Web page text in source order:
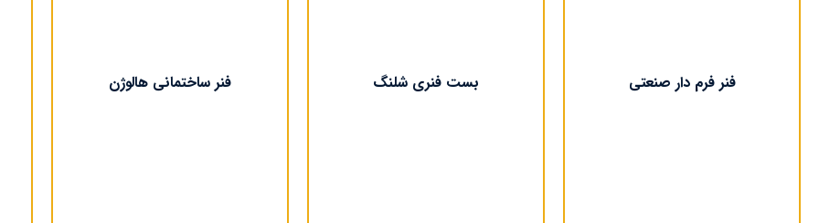
فنر فرم دار صنعتی بست فنری شلنگ فنر ساختمانی هالوژن